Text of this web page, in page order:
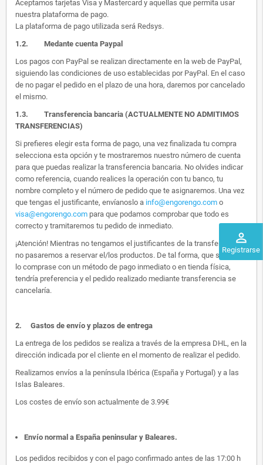
perm_identity
Registrarse
Aceptamos tarjetas Visa y Mastercard y aquellas que permita usar
nuestra plataforma de pago.
La plataforma de pago utilizada será Redsys.
1.2. Medante cuenta Paypal
Los pagos con PayPal se realizan directamente en la web de PayPal,
siguiendo las condiciones de uso establecidas por PayPal. En el caso
de no pagar el pedido en el plazo de una hora, daremos por cancelado
el mismo.
1.3. Transferencia bancaria (ACTUALMENTE NO ADMITIMOS
TRANSFERENCIAS)
Si prefieres elegir esta forma de pago, una vez finalizada tu compra
selecciona esta opción y te mostraremos nuestro número de cuenta
para que puedas realizar la transferencia bancaria. No olvides indicar
como referencia, cuando realices la operación con tu banco, tu
nombre completo y el número de pedido que te asignaremos. Una vez
que tengas el justificante, envíanoslo a info@engorengo.com o
visa@engorengo.com para que podamos comprobar que todo es
correcto y tramitaremos tu pedido de inmediato.
¡Atención! Mientras no tengamos el justificantes de la transferencia,
no pasaremos a reservar el/los productos. De tal forma, que si alguien
lo comprase con un método de pago inmediato o en tienda física,
tendría preferencia y el pedido realizado mediante transferencia se
cancelaría.
2. Gastos de envío y plazos de entrega
La entrega de los pedidos se realiza a través de la empresa DHL, en la
dirección indicada por el cliente en el momento de realizar el pedido.
Realizamos envíos a la península Ibérica (España y Portugal) y a las
Islas Baleares.
Los costes de envío son actualmente de 3.99€
Envío normal a España peninsular y Baleares.
Los pedidos recibidos y con el pago confirmado antes de las 17:00 h